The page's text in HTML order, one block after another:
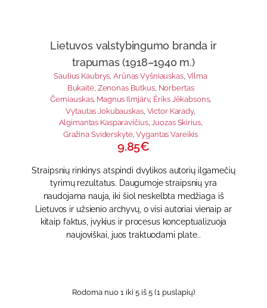
Lietuvos valstybingumo branda ir
trapumas (1918–1940 m.)
Saulius Kaubrys,Arūnas Vyšniauskas, Vilma
Bukaitė, Zenonas Butkus, Norbertas
Černiauskas, Magnus Ilmjärv, Ēriks Jēkabsons,
Vytautas Jokubauskas, Victor Karady,
Algimantas Kasparavičius,Juozas Skirius,
Gražina Sviderskytė,Vygantas Vareikis
9.85€
Straipsnių rinkinys atspindi dvylikos autorių ilgamečių
tyrimų rezultatus. Daugumoje straipsnių yra
naudojama nauja, iki šiol neskelbta medžiaga iš
Lietuvos ir užsienio archyvų, o visi autoriai vienaip ar
kitaip faktus, įvykius ir procesus konceptualizuoja
naujoviškai, juos traktuodami plate..
Rodoma nuo 1 iki 5 iš 5 (1 puslapių)